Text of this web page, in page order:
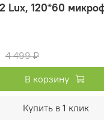
Lux, 120*60
4 499 ₽
В корзину
Купить в 1 клик